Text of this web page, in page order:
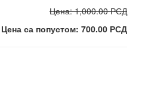
Цена: 1,000.00 РСД
Цена са попустом: 700.00 РСД